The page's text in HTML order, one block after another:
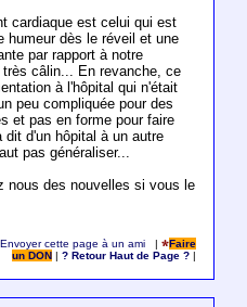
cardiaque est celui qui est
humeur dès le réveil et une
par rapport à notre
câlin... En revanche, ce
à l'hôpital qui n'était
peu compliquée pour des
et pas en forme pour faire
d'un hôpital à un autre
pas généraliser...
nous des nouvelles si vous le
Envoyer cette page à un ami |
Faire
un DON
|? Retour Haut de Page ?